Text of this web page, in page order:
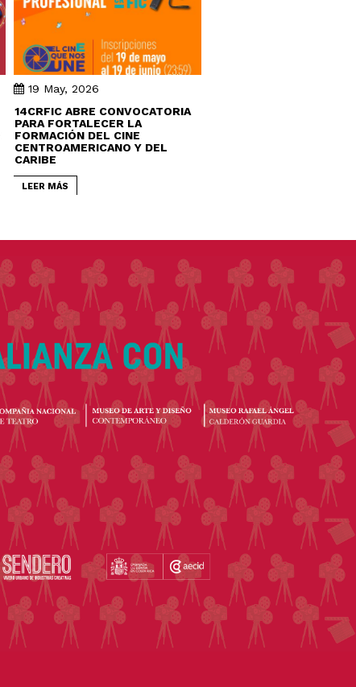
19 May, 2026
14CRFIC ABRE CONVOCATORIA
PARA FORTALECER LA
FORMACIÓN DEL CINE
CENTROAMERICANO Y DEL
CARIBE
LEER MÁS